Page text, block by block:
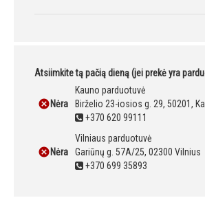
Atsiimkite tą pačią dieną (jei prekė yra
Nėra
Kauno parduotuvė
Birželio 23-iosios g. 29, 50201,
+370 620 99111
Nėra
Vilniaus parduotuvė
Gariūnų g. 57A/25, 02300 Vilnius
+370 699 35893